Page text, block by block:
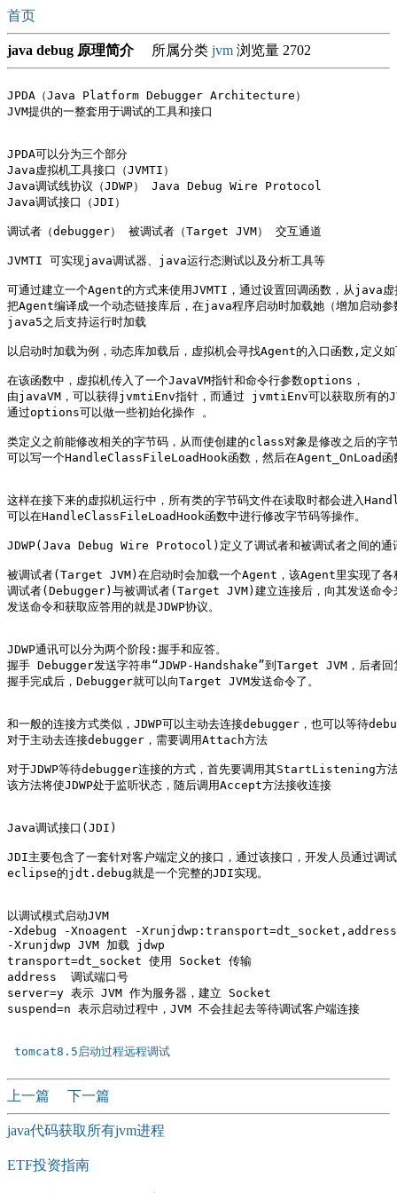
首页
java debug 原理简介所属分类 jvm 浏览量 2702
JPDA（Java Platform Debugger Architecture）
JVM提供的一整套用于调试的工具和接口
JPDA可以分为三个部分
Java虚拟机工具接口（JVMTI）
Java调试线协议（JDWP） Java Debug Wire Protocol
Java调试接口（JDI）
调试者（debugger） 被调试者（Target JVM） 交互通道
JVMTI 可实现java调试器、java运行态测试以及分析工具等
可通过建立一个Agent的方式来使用JVMTI，通过设置回调函数，从java虚
把Agent编译成一个动态链接库后，在java程序启动时加载她（增加
java5之后支持运行时加载
以启动时加载为例，动态库加载后，虚拟机会寻找Agent的入口函数,定义
在该函数中，虚拟机传入了一个JavaVM指针和命令行参数options，
由javaVM，可以获得jvmtiEnv指针，而通过 jvmtiEnv可以获取所有的
通过options可以做一些初始化操作 。
类定义之前能修改相关的字节码，从而使创建的class对象是修改之后的字
可以写一个HandleClassFileLoadHook函数，然后在Agent_OnLoad
这样在接下来的虚拟机运行中，所有类的字节码文件在读取时都会进入
可以在HandleClassFileLoadHook函数中进行修改字节码等操作。
JDWP(Java Debug Wire Protocol)定义了调试者和被调试者之间的通
被调试者(Target JVM)在启动时会加载一个Agent，该Agent里实现了各
调试者(Debugger)与被调试者(Target JVM)建立连接后，向其发送命令
发送命令和获取应答用的就是JDWP协议。
JDWP通讯可以分为两个阶段:握手和应答。
握手 Debugger发送字符串“JDWP-Handshake”到Target JVM，后者回
握手完成后，Debugger就可以向Target JVM发送命令了。
和一般的连接方式类似，JDWP可以主动去连接debugger，也可以等待
对于主动去连接debugger，需要调用Attach方法
对于JDWP等待debugger连接的方式，首先要调用其StartListening方
该方法将使JDWP处于监听状态，随后调用Accept方法接收连接
Java调试接口(JDI)
JDI主要包含了一套针对客户端定义的接口，通过该接口，开发人员通过
eclipse的jdt.debug就是一个完整的JDI实现。
以调试模式启动JVM
-Xdebug -Xnoagent -
-Xrunjdwp JVM 加载 jdwp
transport=dt_socket 使用 Socket 传输
address  调试端口号
server=y 表示 JVM 作为服务器，建立 Socket
suspend=n 表示启动过程中，JVM 不会挂起去等待调试客户端连接
tomcat8.5启动过程远程调试
上一篇 下一篇
java代码获取所有jvm进程
ETF投资指南